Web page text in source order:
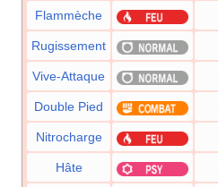
Flammèche
Rugissement
Vive-Attaque
Double Pied
Nitrocharge
Hâte